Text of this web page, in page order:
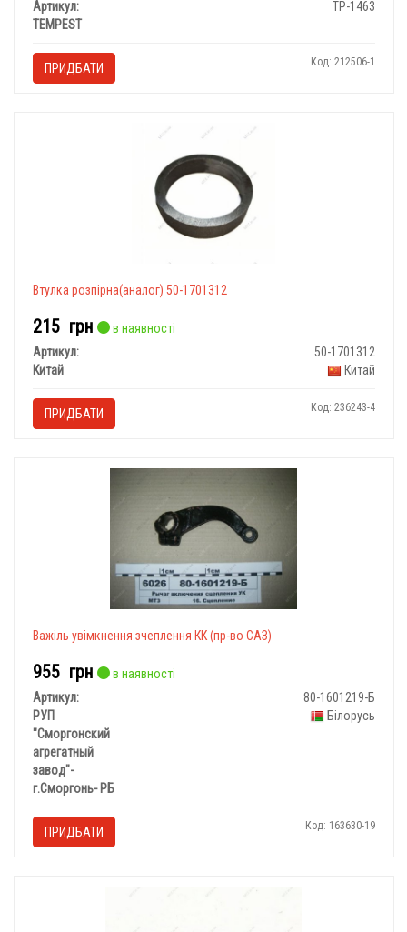
Артикул:
TP-1463
TEMPEST
ПРИДБАТИ Код: 212506-1
Втулка розпірна(аналог) 50-1701312
215 грн
в наявності
Артикул:
50-1701312
Китай
Китай
ПРИДБАТИ Код: 236243-4
Важіль увімкнення зчеплення КК (пр-во САЗ)
955 грн
в наявності
Артикул:
80-1601219-Б
РУП
"Сморгонский
агрегатный
завод"-
г.Сморгонь- РБ
Білорусь
ПРИДБАТИ Код: 163630-19